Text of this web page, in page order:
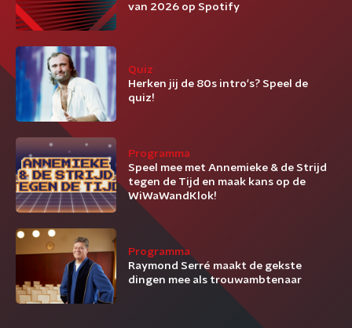
van 2026 op Spotify
Quiz
Herken jij de 80s intro's? Speel de
quiz!
Programma
Speel mee met Annemieke & de Strijd
tegen de Tijd en maak kans op de
WiWaWandKlok!
Programma
Raymond Serré maakt de gekste
dingen mee als trouwambtenaar